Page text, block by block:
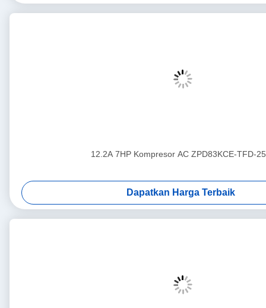
12.2A 7HP Kompresor AC ZPD83KCE-TFD-
Dapatkan Harga Terbaik